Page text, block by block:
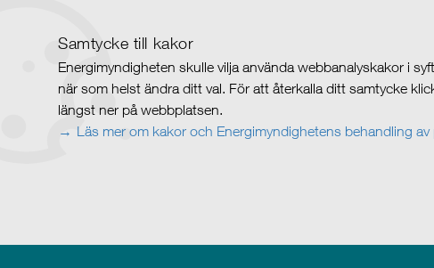
Samtycke till kakor
Energimyndigheten skulle vilja använda webbanalyskakor i
när som helst ändra ditt val. För att återkalla ditt samtycke
längst ner på webbplatsen.
Läs mer om kakor och Energimyndighetens behandling